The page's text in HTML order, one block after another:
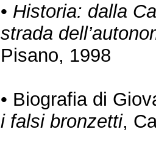
• Historia: dalla
strada
Pisano, 1998
• Biografia di
i falsi bronzetti,